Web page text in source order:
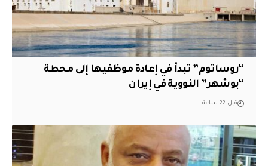
“روساتوم” تبدأ في إعادة موظفيها إلى محطة
“بوشهر” النووية في إيران
قبل 22 ساعة